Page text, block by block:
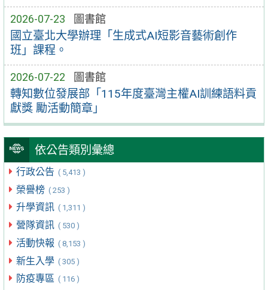
2026-07-23 圖書館
國立臺北大學辦理「生成式AI短影音藝術創作
班」課程。
2026-07-22 圖書館
轉知數位發展部「115年度臺灣主權AI訓練語料貢
獻獎 勵活動簡章」
依公告類別彙總
行政公告 ( 5,413 )
榮譽榜 ( 253 )
升學資訊 ( 1,311 )
營隊資訊 ( 530 )
活動快報 ( 8,153 )
新生入學 ( 305 )
防疫專區 ( 116 )